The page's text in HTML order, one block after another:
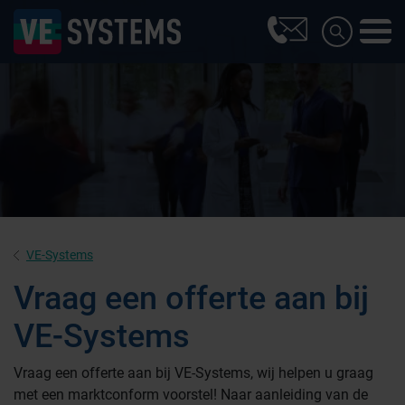
VE-Systems
Vraag een offerte aan bij
VE-Systems
Vraag een offerte aan bij VE-Systems, wij helpen u graag
met een marktconform voorstel! Naar aanleiding van de
Farmaceutische industrie